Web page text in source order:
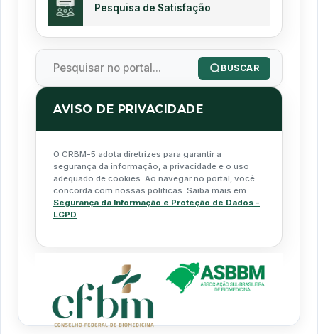
Pesquisa de Satisfação
BUSCAR
AVISO DE PRIVACIDADE
O CRBM-5 adota diretrizes para garantir a
segurança da informação, a privacidade e o uso
adequado de cookies. Ao navegar no portal, você
concorda com nossas políticas. Saiba mais em
Segurança da Informação e Proteção de Dados -
LGPD